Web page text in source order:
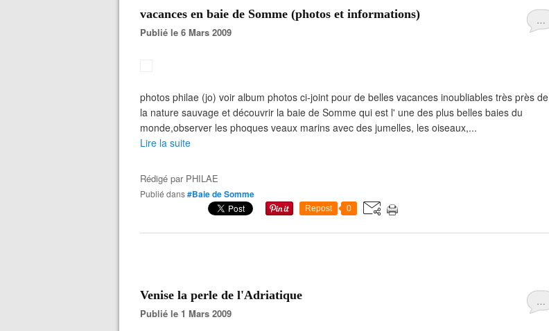
…
vacances en baie de Somme (photos et informations)
Publié le 6 Mars 2009
photos philae (jo) voir album photos ci-joint pour de belles vacances inoubliables très près de
la nature sauvage et découvrir la baie de Somme qui est l' une des plus belles baies du
monde,observer les phoques veaux marins avec des jumelles, les oiseaux,...
Lire la suite
Rédigé par PHILAE
Publié dans#Baie de Somme
Repost 0
…
Venise la perle de l'Adriatique
Publié le 1 Mars 2009